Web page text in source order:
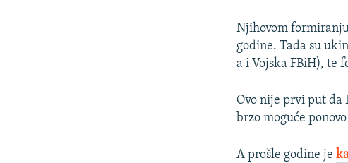
Njihovom
godine. Tada su
a i Vojska FBiH), te
Ovo nije prvi put da
brzo moguće
A prošle godine je